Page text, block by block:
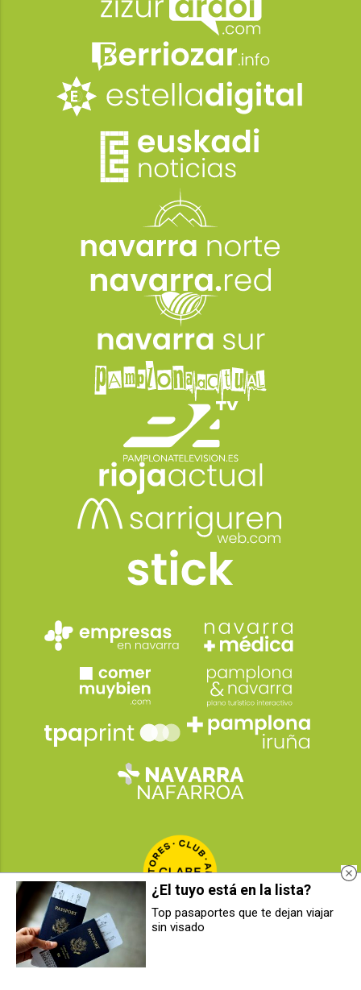
Células asesinas para frenar el
cáncer de pulmón más agresivo
Pamplona invertirá 174.000 euros
¿El tuyo está en la lista?
Top pasaportes que te dejan viajar
sin visado